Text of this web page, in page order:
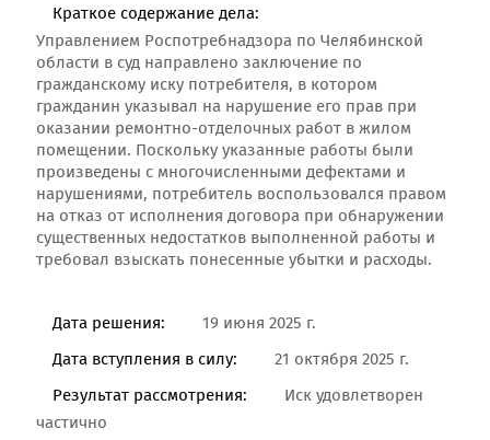
Краткое содержание дела:
Управлением Роспотребнадзора по Челябинской
области в суд направлено заключение по
гражданскому иску потребителя, в котором
гражданин указывал на нарушение его прав при
оказании ремонтно-отделочных работ в жилом
помещении. Поскольку указанные работы были
произведены с многочисленными дефектами и
нарушениями, потребитель воспользовался правом
на отказ от исполнения договора при обнаружении
существенных недостатков выполненной работы и
требовал взыскать понесенные убытки и расходы.
Дата решения:
19 июня 2025 г.
Дата вступления в силу:
21 октября 2025 г.
Результат рассмотрения:
Иск удовлетворен
частично